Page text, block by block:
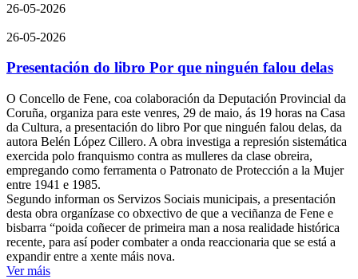
26-05-2026
26-05-2026
Presentación do libro Por que ninguén falou delas
O Concello de Fene, coa colaboración da Deputación Provincial da
Coruña, organiza para este venres, 29 de maio, ás 19 horas na Casa
da Cultura, a presentación do libro Por que ninguén falou delas, da
autora Belén López Cillero. A obra investiga a represión sistemática
exercida polo franquismo contra as mulleres da clase obreira,
empregando como ferramenta o Patronato de Protección a la Mujer
entre 1941 e 1985.
Segundo informan os Servizos Sociais municipais, a presentación
desta obra organízase co obxectivo de que a veciñanza de Fene e
bisbarra “poida coñecer de primeira man a nosa realidade histórica
recente, para así poder combater a onda reaccionaria que se está a
expandir entre a xente máis nova.
Ver máis